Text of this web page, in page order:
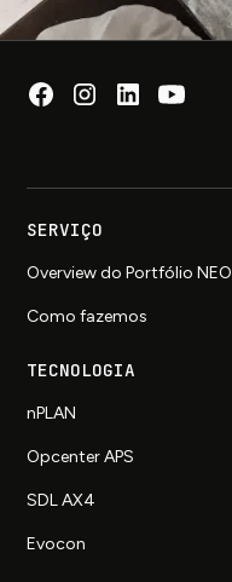
SERVIÇO
Overview do Portfólio NEO
Como fazemos
TECNOLOGIA
nPLAN
Opcenter APS
SDL AX4
Evocon